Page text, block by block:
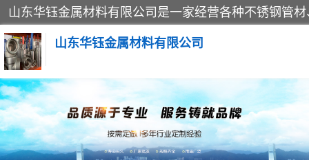
山东华钰金属材料有限公司
不锈钢管
管件标准件